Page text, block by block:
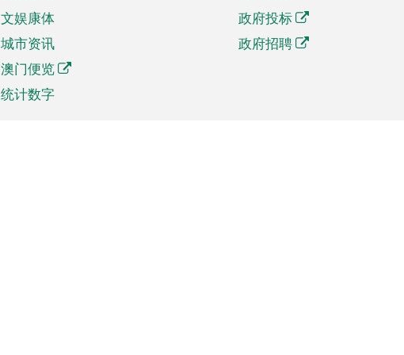
文娱康体
城市资讯
澳门便览
统计数字
政府投标
政府招聘